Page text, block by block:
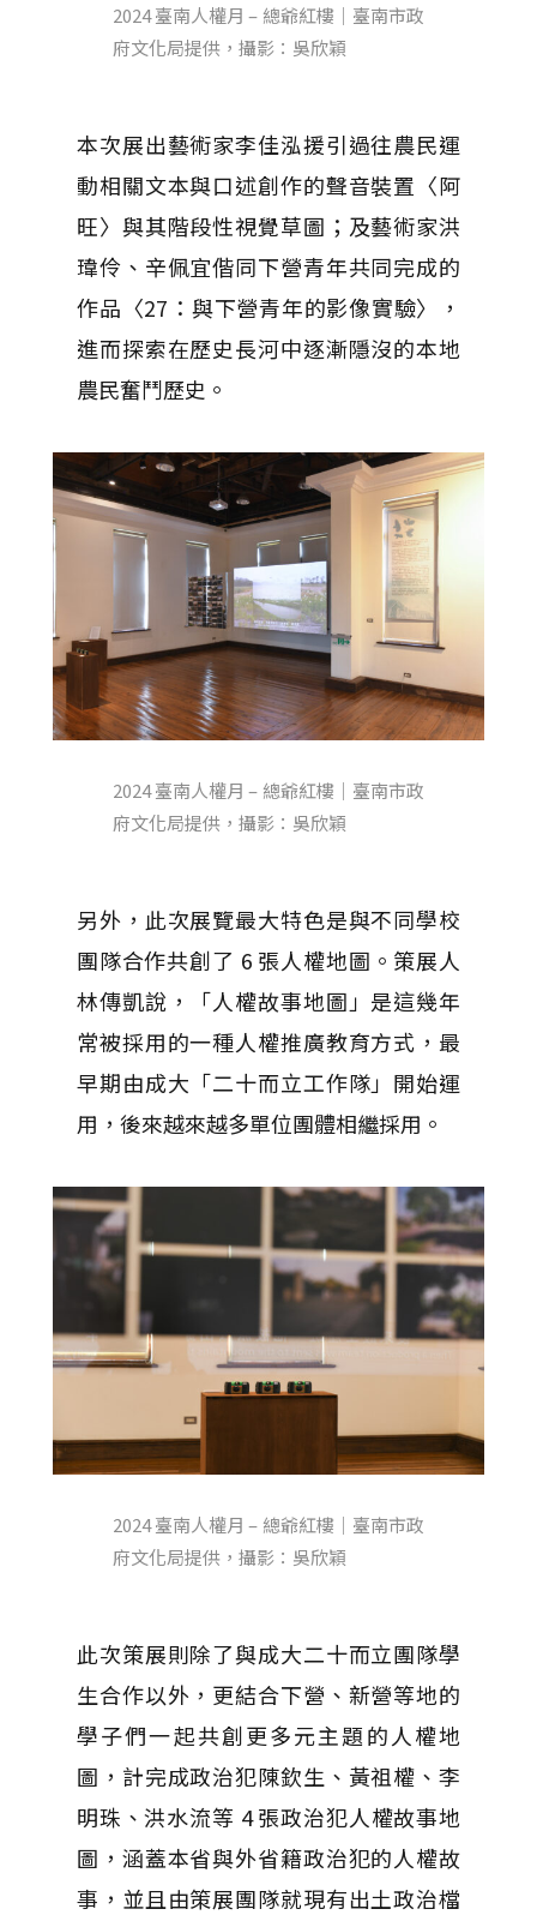
2024 臺南人權月 – 總爺紅樓｜臺南市政
府文化局提供，攝影：吳欣穎
本次展出藝術家李佳泓援引過往農民運
動相關文本與口述創作的聲音裝置〈阿
旺〉與其階段性視覺草圖；及藝術家洪
瑋伶、辛佩宜偕同下營青年共同完成的
作品〈27：與下營青年的影像實驗〉，
進而探索在歷史長河中逐漸隱沒的本地
農民奮鬥歷史。
2024 臺南人權月 – 總爺紅樓｜臺南市政
府文化局提供，攝影：吳欣穎
另外，此次展覽最大特色是與不同學校
團隊合作共創了 6 張人權地圖。策展人
林傳凱說，「人權故事地圖」是這幾年
常被採用的一種人權推廣教育方式，最
早期由成大「二十而立工作隊」開始運
用，後來越來越多單位團體相繼採用。
2024 臺南人權月 – 總爺紅樓｜臺南市政
府文化局提供，攝影：吳欣穎
此次策展則除了與成大二十而立團隊學
生合作以外，更結合下營、新營等地的
學子們一起共創更多元主題的人權地
圖，計完成政治犯陳欽生、黃祖權、李
明珠、洪水流等 4 張政治犯人權故事地
圖，涵蓋本省與外省籍政治犯的人權故
事，並且由策展團隊就現有出土政治檔